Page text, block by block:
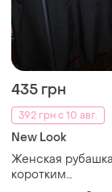
435 грн
392 грн с 10 авг.
New Look
Женская
коротким